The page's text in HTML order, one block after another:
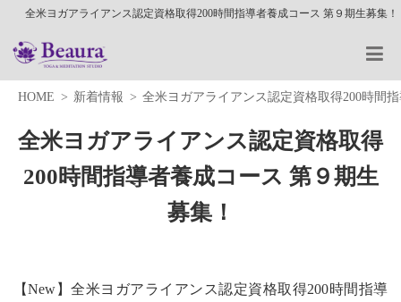
全米ヨガアライアンス認定資格取得200時間指導者養成コース 第９期生募集！
HOME 新着情報 全米ヨガアライアンス認定資格取得200時間
全米ヨガアライアンス認定資格取得
200時間指導者養成コース 第９期生
募集！
【New】全米ヨガアライアンス認定資格取得200時間指導